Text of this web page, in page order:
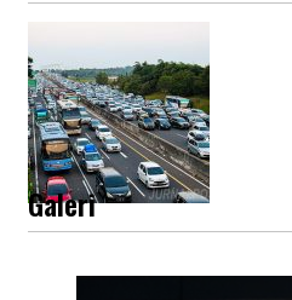
Galeri